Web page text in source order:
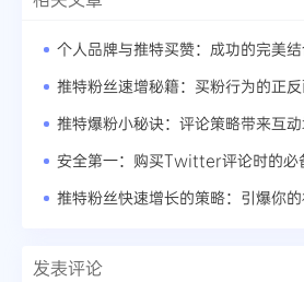
个人品牌与推特买赞：成功的完美
推特粉丝速增秘籍：买粉行为的正
推特爆粉小秘诀：评论策略带来互
安全第一：购买Twitter评论时的必
推特粉丝快速增长的策略：引爆你
发表评论